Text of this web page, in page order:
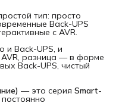
тип: просто
Back-UPS
с AVR.
и Back-UPS, и
AVR, разница — в форме
Back-UPS, чистый
— это серия Smart-